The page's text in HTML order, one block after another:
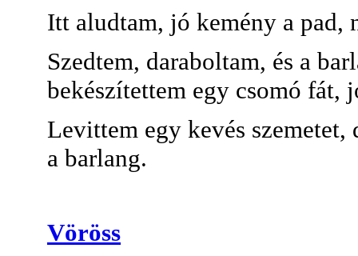
Itt aludtam, jó kemény a pad,
Szedtem, daraboltam, és a
bekészítettem egy csomó fát,
Levittem egy kevés szemetet,
a barlang.
Vöröss